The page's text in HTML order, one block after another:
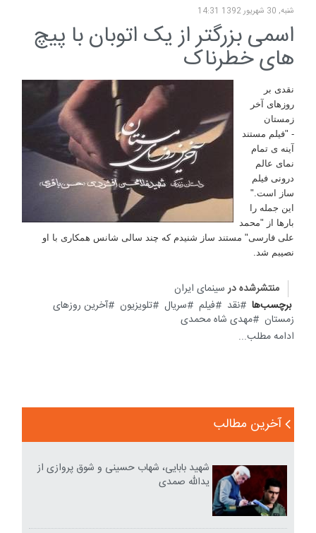
شنبه, 30 شهریور 1392 14:31
اسمی بزرگتر از یک اتوبان با پیچ
های خطرناک
نقدی بر
روزهای آخر
زمستان
- "فیلم مستند
آینه ی تمام
نمای عالم
درونی فیلم
ساز است."
این جمله را
بارها از "محمد
علی فارسی" مستند ساز شنیدم که چند سالی شانس همکاری با او
نصیبم شد.
منتشرشده در سینمای ایران
برچسب‌ها
نقد فیلم سریال تلویزیون
آخرین روزهای
زمستان
مهدی شاه محمدی
ادامه مطلب...
آخرین مطالب
شهید بابایی، شهاب حسینی و شوق پروازی از
یدالله صمدی